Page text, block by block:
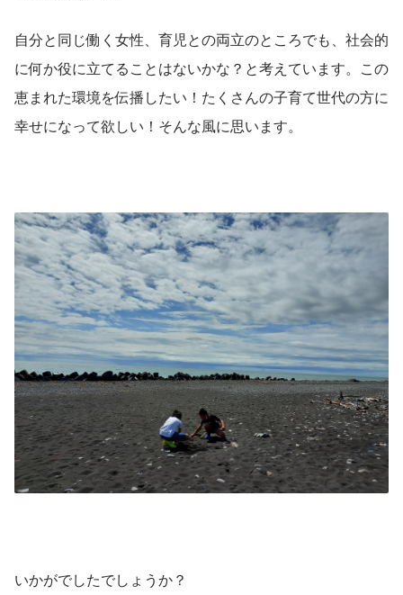
自分と同じ働く女性、育児との両立のところでも、社会的
に何か役に立てることはないかな？と考えています。この
恵まれた環境を伝播したい！たくさんの子育て世代の方に
幸せになって欲しい！そんな風に思います。
いかがでしたでしょうか？